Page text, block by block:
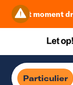
op dit moment
Particulier